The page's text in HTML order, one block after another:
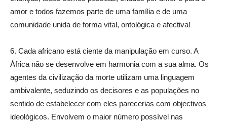
amor e todos fazemos parte de uma família e de uma
comunidade unida de forma vital, ontológica e afectiva!
6. Cada africano está ciente da manipulação em curso. A
África não se desenvolve em harmonia com a sua alma. Os
agentes da civilização da morte utilizam uma linguagem
ambivalente, seduzindo os decisores e as populações no
sentido de estabelecer com eles parecerias com objectivos
ideológicos. Envolvem o maior número possível nas